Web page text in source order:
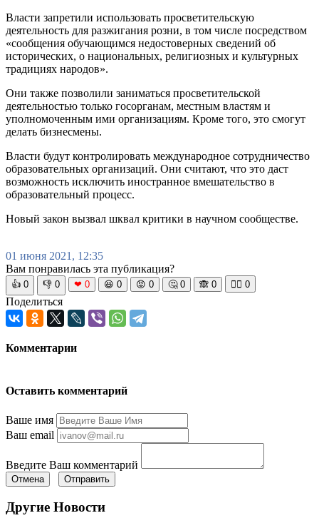
Власти запретили использовать просветительскую
деятельность для разжигания розни, в том числе посредством
«сообщения обучающимся недостоверных сведений об
исторических, о национальных, религиозных и культурных
традициях народов».
Они также позволили заниматься просветительской
деятельностью только госорганам, местным властям и
уполномоченным ими организациям. Кроме того, это смогут
делать бизнесмены.
Власти будут контролировать международное сотрудничество
образовательных организаций. Они считают, что это даст
возможность исключить иностранное вмешательство в
образовательный процесс.
Новый закон вызвал шквал критики в научном сообществе.
01 июня 2021, 12:35
Вам понравилась эта публикация?
👍 0 👎 0 ❤ 0 😆 0 😡 0 🤔 0 🙈 0 🧘‍♀️ 0
Поделиться
Комментарии
Оставить комментарий
Ваше имя
Ваш email
Введите Ваш комментарий
Отмена Отправить
Другие Новости